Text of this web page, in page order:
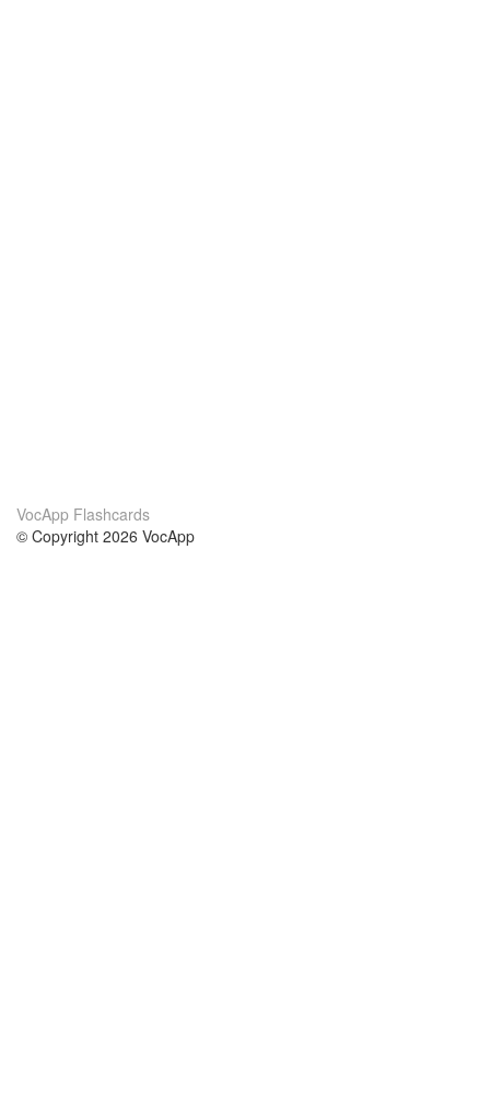
VocApp Flashcards
© Copyright 2026 VocApp